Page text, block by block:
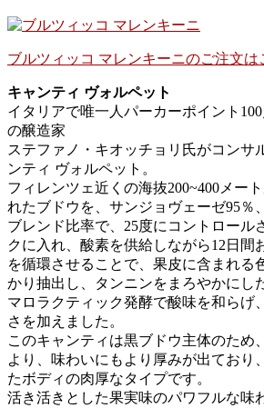
ブルツィッコ マレンキーニのご注文は
キャンティ ヴォルペット
イタリアで唯一人パーカーポイント
の醸造家
ステファノ・キオッチョリ氏がコンサ
ンティ ヴォルペット。
フィレンツェ近くの海抜200~400メー
れたブドウを、サンジョヴェーゼ95％
ブレンド比率で、25度にコントロール
クに入れ、酸素を供給しながら12日間
を循環させることで、果皮に含まれる
かり抽出し、タンニンをまろやかにし
マロラクティック発酵で酸味を和らげ
さを加えました。
このキャンティは黒ブドウ主体のため
より、味わいにもより厚みが出ており
たボディの肉厚なタイプです。
活き活きとした果実味のパワフルな味